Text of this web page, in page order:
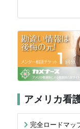
アメリカ看
完全ロードマッ